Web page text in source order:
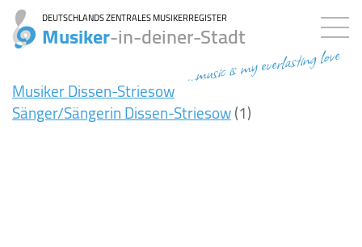
DEUTSCHLANDS ZENTRALES MUSIKERREGISTER
Musiker-in-deiner-Stadt
...music is my everlasting love
Musiker Dissen-Striesow
Sänger/Sängerin Dissen-Striesow(1)